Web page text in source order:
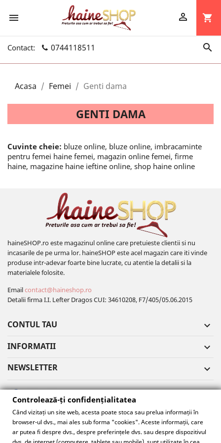
 shopping_cart

Contact: 0744118511 
Acasa Femei Genti dama
GENTI DAMA
Cuvinte cheie: bluze online, bluze online, imbracaminte
pentru femei haine femei, magazin online femei, firme
haine, magazine haine ieftine online, shop haine online
haineSHOP.ro este magazinul online care pretuieste clientii si nu
incasarile de pe urma lor. haineSHOP este acel magazin care iti vinde
produse intr-adevar foarte bine lucrate, cu atentie la detalii si la
materialele folosite.
Emailcontact@haineshop.ro
Detalii firma I.I. Lefter Dragos CUI: 34610208, F7/405/05.06.2015
CONTUL TAU 
INFORMATII 
NEWSLETTER 
Controlează-ți confidențialitatea
Controlează-ți confidențialitatea
Când vizitați un site web, acesta poate stoca sau prelua informații în
browser-ul dvs., mai ales sub forma "cookies". Aceste informații, care
ar putea fi despre dvs., despre preferințele dvs. sau despre dispozitivul